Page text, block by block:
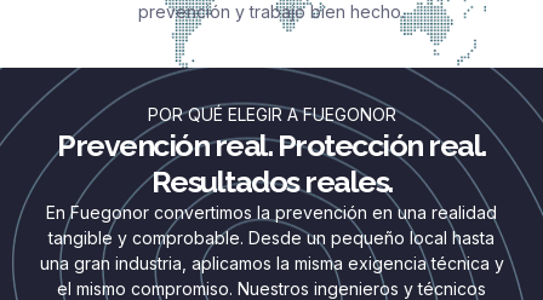
prevención y trabajo bien hecho.
POR QUÉ ELEGIR A FUEGONOR
Prevención real. Protección real.
Resultados reales.
En Fuegonor convertimos la prevención en una realidad
tangible y comprobable. Desde un pequeño local hasta
una gran industria, aplicamos la misma exigencia técnica y
el mismo compromiso. Nuestros ingenieros y técnicos